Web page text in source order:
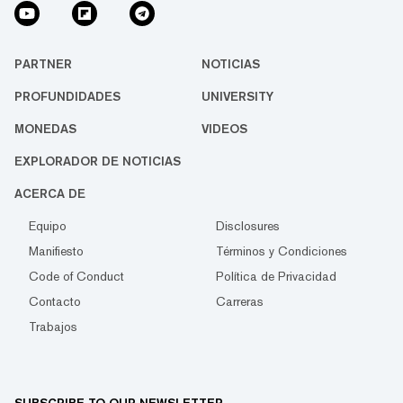
PARTNER NOTICIAS
PROFUNDIDADES UNIVERSITY
MONEDAS VIDEOS
EXPLORADOR DE NOTICIAS
ACERCA DE
Equipo
Disclosures
Manifiesto
Términos y Condiciones
Code of Conduct
Política de Privacidad
Contacto
Carreras
Trabajos